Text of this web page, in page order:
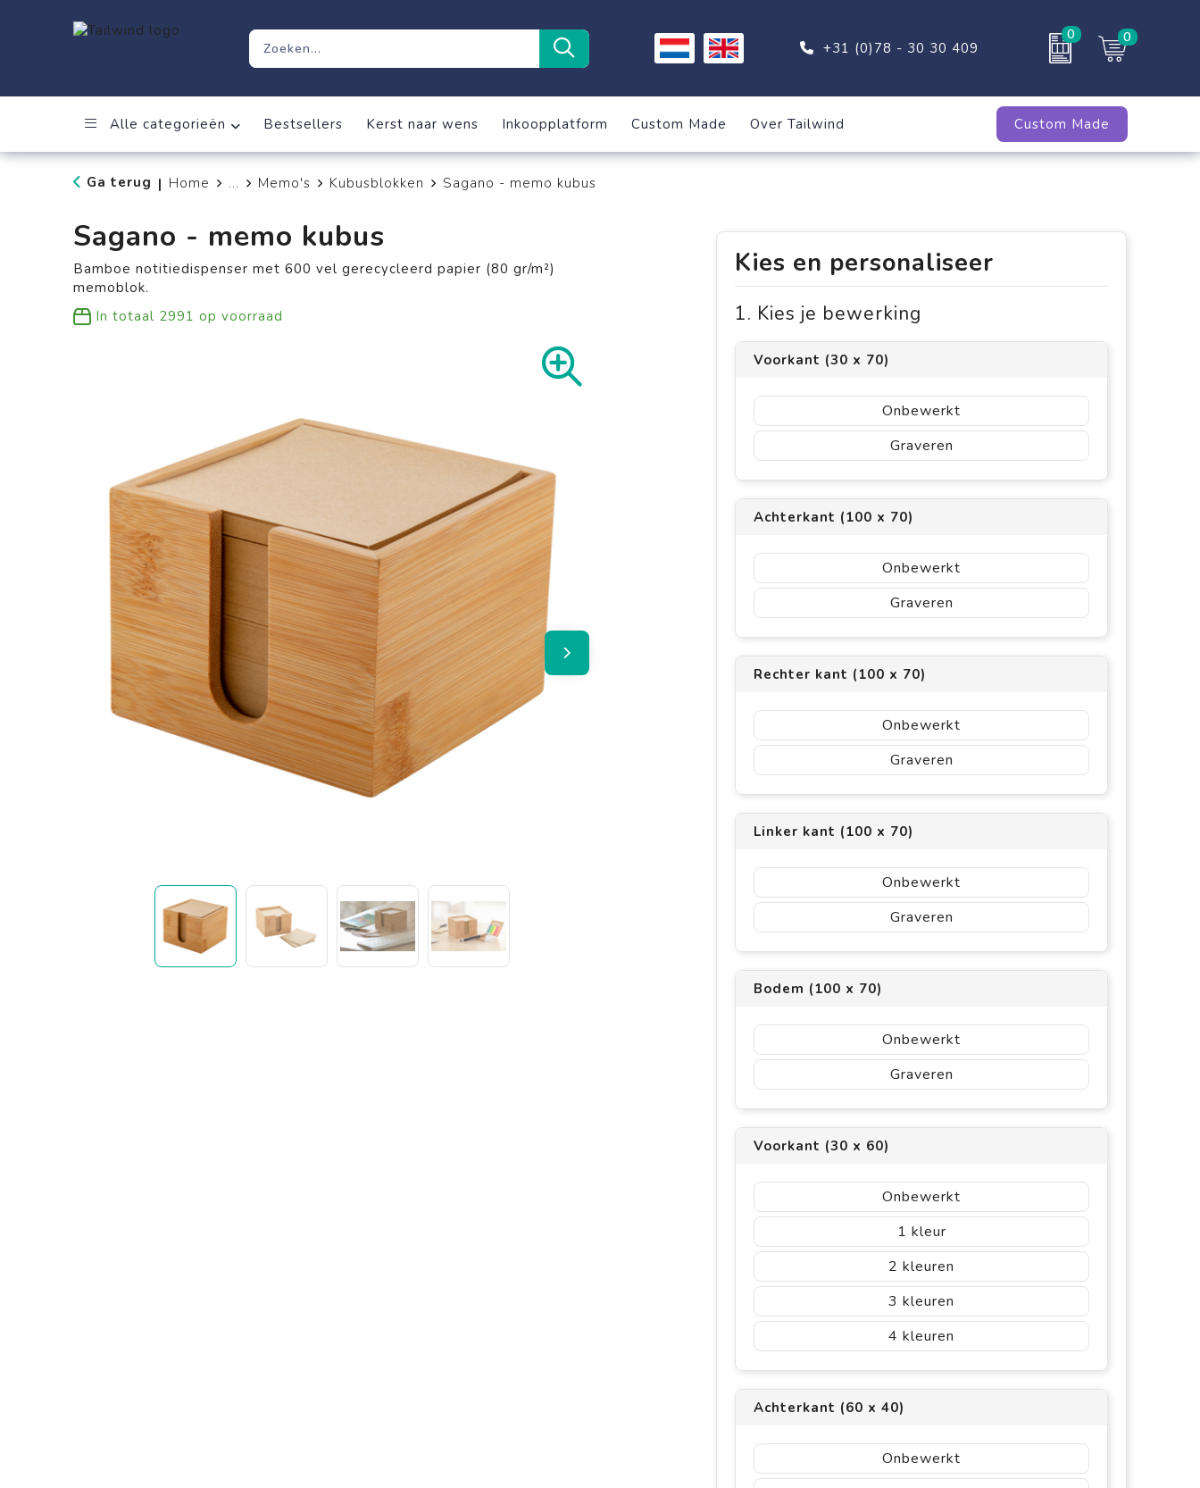
+31 (0)78 - 30 30 409
0 0
Alle categorieën Bestsellers Kerst naar wens Inkoopplatform Custom Made Over Tailwind Custom Made
Ga terug | Home ... Memo's Kubusblokken Sagano - memo kubus
Sagano - memo kubus
Bamboe notitiedispenser met 600 vel gerecycleerd papier (80 gr/m²)
memoblok.
In totaal 2991 op voorraad
Kies en personaliseer
1. Kies je bewerking
Voorkant (30 x 70)
Onbewerkt
Graveren
Achterkant (100 x 70)
Onbewerkt
Graveren
Rechter kant (100 x 70)
Onbewerkt
Graveren
Linker kant (100 x 70)
Onbewerkt
Graveren
Bodem (100 x 70)
Onbewerkt
Graveren
Voorkant (30 x 60)
Onbewerkt
1
2
3
4
Achterkant (60 x 40)
Onbewerkt